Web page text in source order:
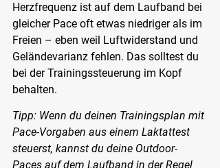
Herzfrequenz ist auf dem Laufband bei
gleicher Pace oft etwas niedriger als im
Freien – eben weil Luftwiderstand und
Geländevarianz fehlen. Das solltest du
bei der Trainingssteuerung im Kopf
behalten.
Tipp: Wenn du deinen Trainingsplan mit
Pace-Vorgaben aus einem Laktattest
steuerst, kannst du deine Outdoor-
Paces auf dem Laufband in der Regel